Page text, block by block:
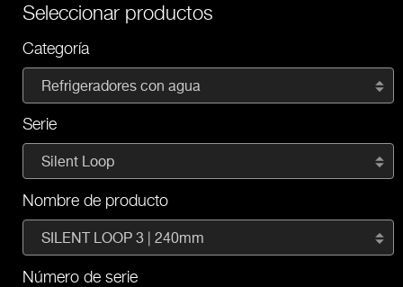
Seleccionar productos
Categoría
Refrigeradores con agua
Serie
Silent Loop
Nombre de producto
SILENT LOOP 3 | 240mm
Número de serie